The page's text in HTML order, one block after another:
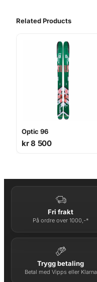
Related Products
Optic 96
kr8 500
Fri frakt
På ordre over 1000,-*
Trygg betaling
Betal med Vipps eller Klarna